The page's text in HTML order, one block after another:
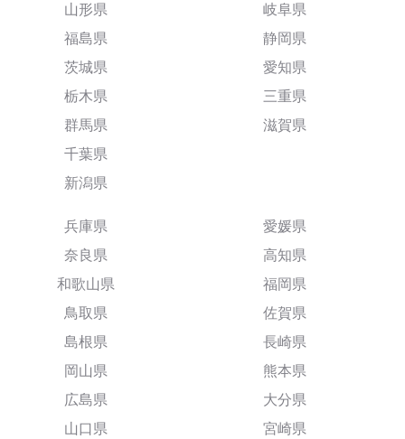
山形県
福島県
茨城県
栃木県
群馬県
千葉県
新潟県
岐阜県
静岡県
愛知県
三重県
滋賀県
兵庫県
奈良県
和歌山県
鳥取県
島根県
岡山県
広島県
山口県
愛媛県
高知県
福岡県
佐賀県
長崎県
熊本県
大分県
宮崎県